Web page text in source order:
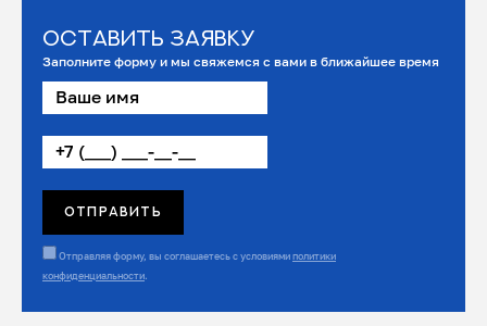
Оставить заявку
Заполните форму и мы свяжемся с вами в ближайшее время
Отправляя форму, вы соглашаетесь с условиямиполитики
конфиденциальности.